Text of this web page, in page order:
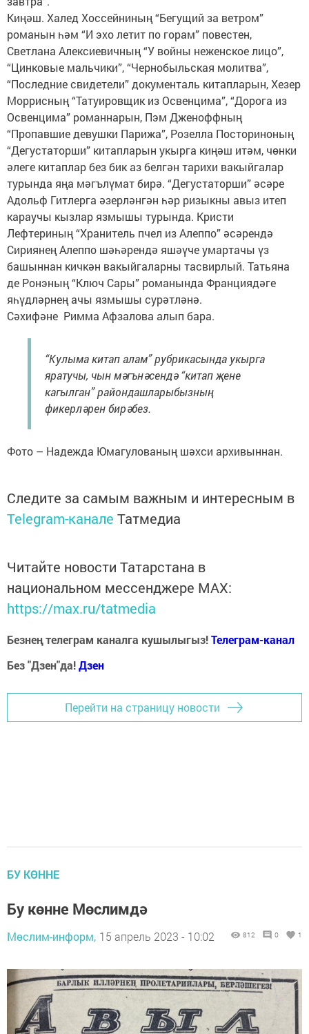
Киңәш. Халед Хоссейниның “Бегущий за ветром”
романын һәм “И эхо летит по горам” повестен,
Светлана Алексиевичның “У войны неженское лицо”,
“Цинковые мальчики”, “Чернобыльская молитва”,
“Последние свидетели” документаль китапларын, Хезер
Моррисның “Татуировщик из Освенцима”, “Дорога из
Освенцима” романнарын, Пэм Дженоффның
“Пропавшие девушки Парижа”, Розелла Посториноның
“Дегустаторши” китапларын укырга киңәш итәм, чөнки
әлеге китаплар без бик аз белгән тарихи вакыйгалар
турында яңа мәгълүмат бирә. “Дегустаторши” әсәре
Адольф Гитлерга әзерләнгән һәр ризыкны авыз итеп
караучы кызлар язмышы турында. Кристи
Лефтериның “Хранитель пчел из Алеппо” әсәрендә
Сириянең Алеппо шәһәрендә яшәүче умартачы үз
башыннан кичкән вакыйгаларны тасвирлый. Татьяна
де Ронэның “Ключ Сары” романында Франциядәге
яһүдләрнең ачы язмышы сурәтләнә.
Сәхифәне Римма Афзалова алып бара.
“Кулыма китап алам” рубрикасында укырга
яратучы, чын мәгънәсендә “китап җене
кагылган” райондашларыбызның
фикерләрен бирәбез.
Фото – Надежда Юмагулованың шәхси архивыннан.
Следите за самым важным и интересным в
Telegram-канале Татмедиа
Читайте новости Татарстана в
национальном мессенджере MАХ:
https://max.ru/tatmedia
Безнең телеграм каналга кушылыгыз!Телеграм-канал
Без "Дзен"да!Дзен
Перейти на страницу новости
БУ КӨННЕ
Бу көнне Мөслимдә
Мөслим-информ, 15 апрель 2023 - 10:02 812 0 1